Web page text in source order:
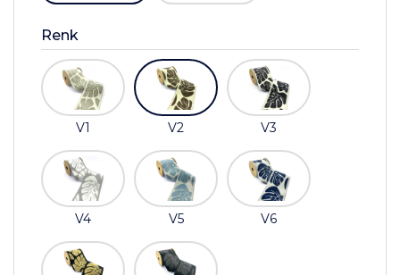
Renk
V1 V2 V3
V4 V5 V6